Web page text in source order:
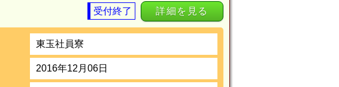
受付終了 詳細を見る
東玉社員寮
2016年12月06日